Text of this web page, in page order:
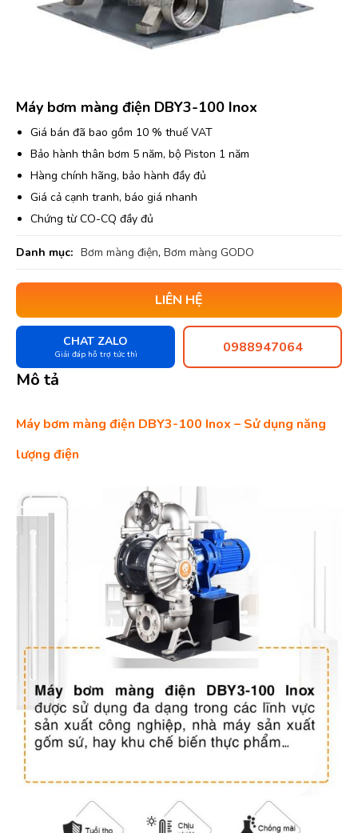
Máy bơm màng điện DBY3-100 Inox
Giá bán đã bao gồm 10 % thuế VAT
Bảo hành thân bơm 5 năm, bộ Piston 1 năm
Hàng chính hãng, bảo hành đầy đủ
Giá cả cạnh tranh, báo giá nhanh
Chứng từ CO-CQ đầy đủ
Danh mục: Bơm màng điện, Bơm màng GODO
LIÊN HỆ
CHAT ZALO
Giải đáp hỗ trợ tức thì 0988947064
Mô tả
Máy bơm màng điện DBY3-100 Inox – Sử dụng năng
lượng điện